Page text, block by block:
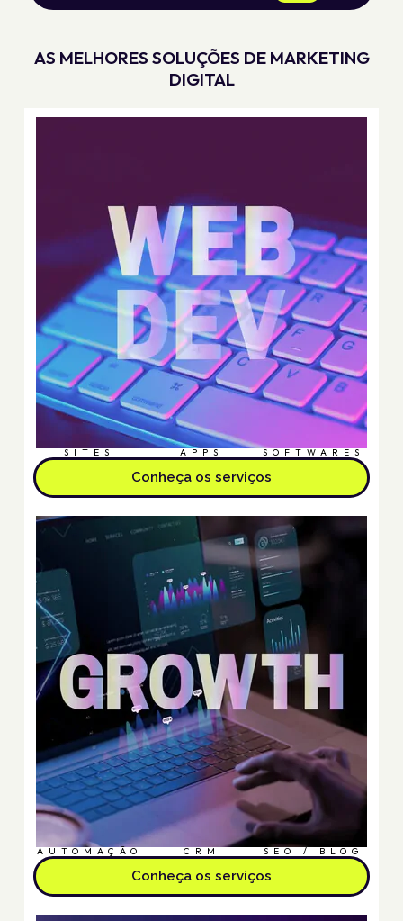
AS MELHORES SOLUÇÕES DE MARKETING
DIGITAL
SITES APPS SOFTWARES
Conheça os serviços
AUTOMAÇÃO CRM SEO / BLOG
Conheça os serviços